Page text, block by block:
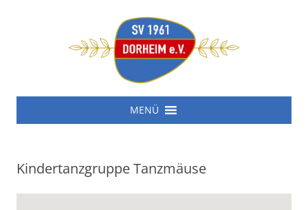
SV 1961 Dorheim e.V.
Zum
MENÜ
Kindertanzgruppe Tanzmäuse